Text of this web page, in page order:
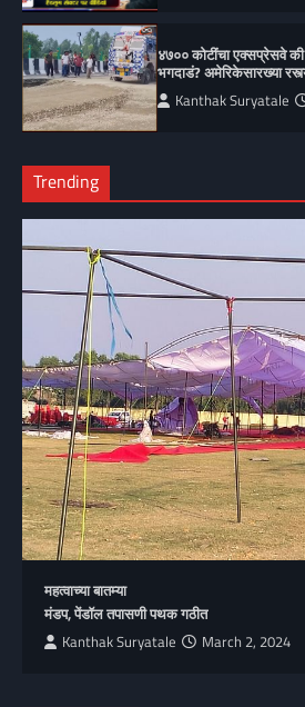
४७०० कोटींचा एक्सप्रेसवे
भगदाडं? अमेरिकेसारख्या
Kanthak Suryatale
Trending
महत्वाच्या बातम्या
मंडप, पेंडॉल तपासणी पथक गठीत
Kanthak Suryatale March 2, 2024